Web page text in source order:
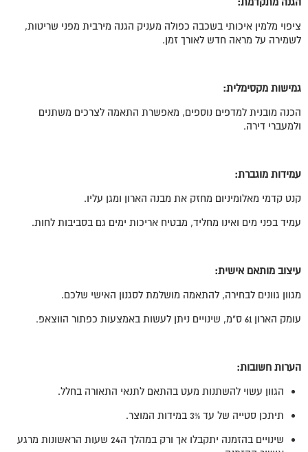
ציפוי מלמין איכותי בשכבה כפולה מעניק הגנה מירבית מפני שריטות,
לשמירה על מראה חדש לאורך זמן.
גמישות מקסימלית:
הכנה מובנית למדפים נוספים, מאפשרת התאמה לצרכים משתנים
ולמעברי דירה.
עמידות מוגברת:
קנט קדמי מאלומיניום מחזק את מבנה הארון ומגן עליו.
עמיד בפני מים ואינו מחליד, מבטיח אריכות ימים גם בסביבות לחות.
עיצוב מותאם אישית:
מגוון גוונים לבחירה, להתאמה מושלמת לסגנון האישי שלכם.
עומק הארון 61 ס"מ, שינויים ניתן לעשות באמצעות כפתור הווצאפ.
הערות חשובות:
הגוון עשוי להשתנות מעט בהתאם לתנאי התאורה בחלל.
תיתכן סטייה של עד 3% במידות המוצר.
שינויים בהזמנה יתקבלו אך ורק במהלך ה24 שעות הראשונות מרגע